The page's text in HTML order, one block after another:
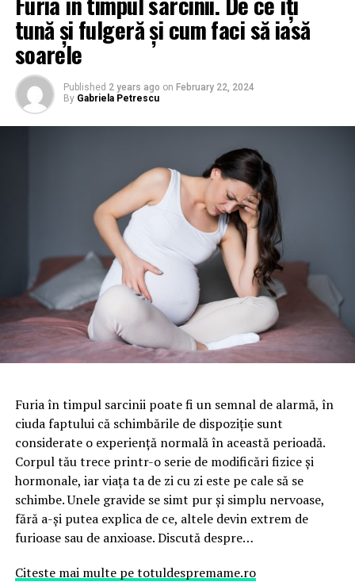
tună și fulgeră și cum faci să iasă
soarele
Published 2 years ago on February 22, 2024
By Gabriela Petrescu
Furia în timpul sarcinii poate fi un semnal de alarmă, în
ciuda faptului că schimbările de dispoziție sunt
considerate o experiență normală în această perioadă.
Corpul tău trece printr-o serie de modificări fizice și
hormonale, iar viața ta de zi cu zi este pe cale să se
schimbe. Unele gravide se simt pur și simplu nervoase,
fără a-și putea explica de ce, altele devin extrem de
furioase sau de anxioase. Discută despre…
Citeste mai multe pe totuldespremame.ro